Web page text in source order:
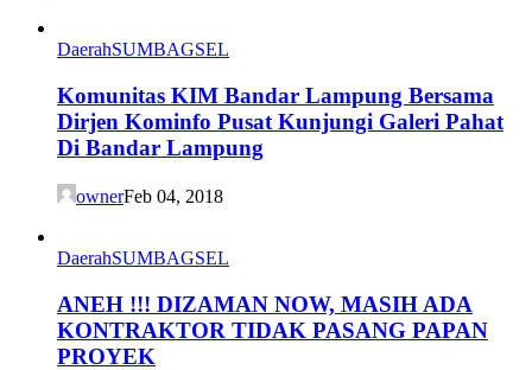
DaerahSUMBAGSEL
Komunitas KIM Bandar Lampung Bersama
Dirjen Kominfo Pusat Kunjungi Galeri Pahat
Di Bandar Lampung
ownerFeb 04, 2018
DaerahSUMBAGSEL
ANEH !!! DIZAMAN NOW, MASIH ADA
KONTRAKTOR TIDAK PASANG PAPAN
PROYEK